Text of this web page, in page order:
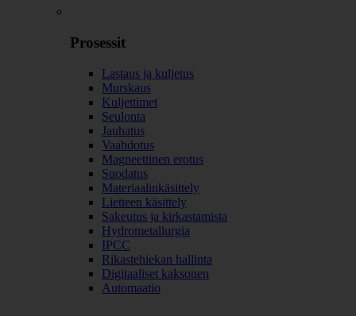
Prosessit
Lastaus ja kuljetus
Murskaus
Kuljettimet
Seulonta
Jauhatus
Vaahdotus
Magneettinen erotus
Suodatus
Materiaalinkäsittely
Lietteen käsittely
Sakeutus ja kirkastamista
Hydrometallurgia
IPCC
Rikastehiekan hallinta
Digitaaliset kaksonen
Automaatio